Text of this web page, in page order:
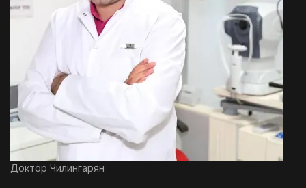
Доктор Чилингарян